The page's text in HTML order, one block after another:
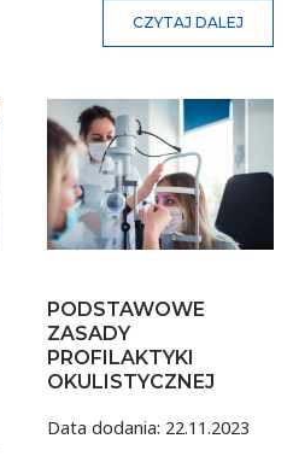
CZYTAJ DALEJ
PODSTAWOWE
ZASADY
PROFILAKTYKI
OKULISTYCZNEJ
Data dodania: 22.11.2023